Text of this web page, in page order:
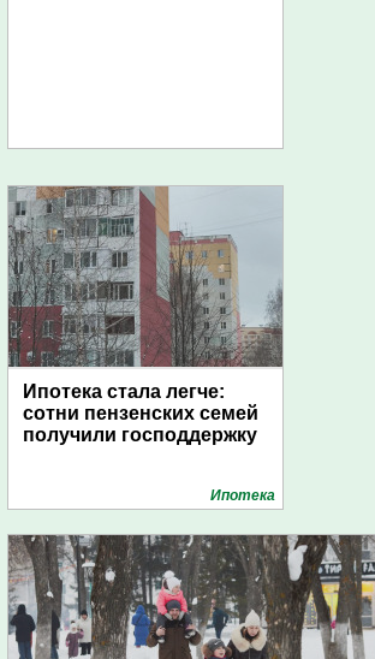
Ипотека стала легче:
сотни пензенских семей
получили господдержку
Ипотека